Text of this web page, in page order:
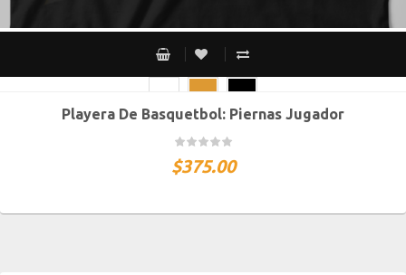
CH M G XG XXG
Playera De Basquetbol: Piernas Jugador
$375.00